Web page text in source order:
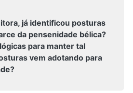
já identificou posturas
da pensenidade bélica?
para manter tal
vem adotando para